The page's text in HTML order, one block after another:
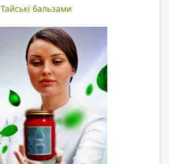
Тайські бальзами